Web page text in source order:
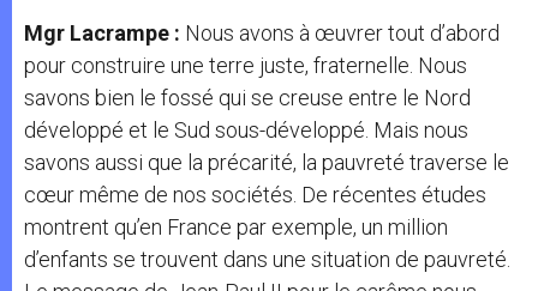
Mgr Lacrampe : Nous avons à œuvrer tout d’abord
pour construire une terre juste, fraternelle. Nous
savons bien le fossé qui se creuse entre le Nord
développé et le Sud sous-développé. Mais nous
savons aussi que la précarité, la pauvreté traverse le
cœur même de nos sociétés. De récentes études
montrent qu’en France par exemple, un million
d’enfants se trouvent dans une situation de pauvreté.